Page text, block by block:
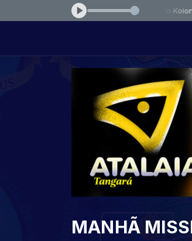
LOUVOR IMPACTANTE ( Quarteto Koiononia - A
MANHÃ